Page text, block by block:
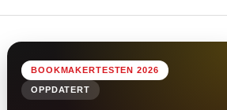
BOOKMAKERTESTEN 2026
OPPDATERT